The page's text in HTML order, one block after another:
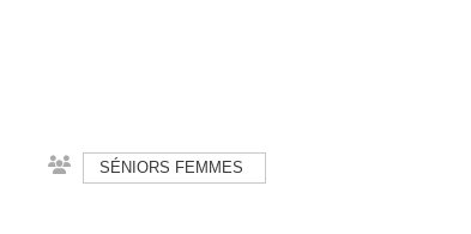
SÉNIORS FEMMES